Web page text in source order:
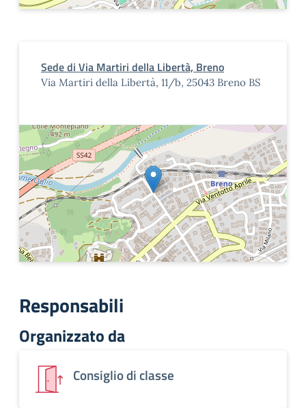
Sede di Via Martiri della Libertà, Breno
Via Martiri della Libertà, 11/b, 25043 Breno BS
Responsabili
Organizzato da
Consiglio di classe